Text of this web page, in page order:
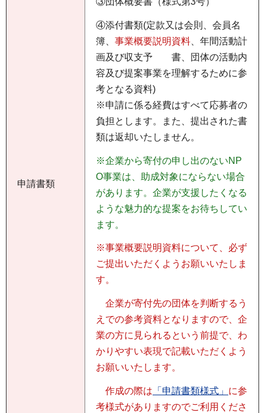
申請書類
④添付書類(定款又は会則、会員名
簿、 事業概要説明資料 、年間活動計
画及び収支予 書、団体の活動内
容及び提案事業を理解するために参
考となる資料)
※申請に係る経費はすべて応募者の
負担とします。また、提出された書
類は返却いたしません。
※企業から寄付の申し出のないNP
O事業は、助成対象にならない場合
があります。企業が支援したくなる
ような魅力的な提案をお待ちしてい
ます。
※事業概要説明資料について、必ず
ご提出いただくようお願いいたしま
す。
企業が寄付先の団体を判断するう
えでの参考資料となりますので、企
業の方に見られるという前提で、わ
かりやすい表現で記載いただくよう
お願いいたします。
作成の際は 「申請書類様式」 に参
考様式がありますのでご利用くださ